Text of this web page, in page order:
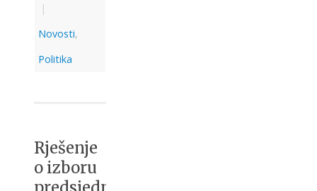
|
Novosti,
Politika
Rješenje
o izboru